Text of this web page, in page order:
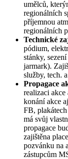
umělců,
regionálních
příjemnou
regionálních
Technické
pódium,
stánky,
jarmark).
služby, tech.
Propagace
realizaci
konání akce
FB,
má svůj
propagace
zajištěna
pozvánku na
zástupcům